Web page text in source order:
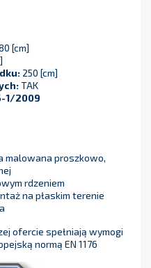
[cm]
250 [cm]
TAK
1/2009
malowana proszkowo,
rdzeniem
na płaskim terenie
ofercie spełniają wymogi
normą EN 1176